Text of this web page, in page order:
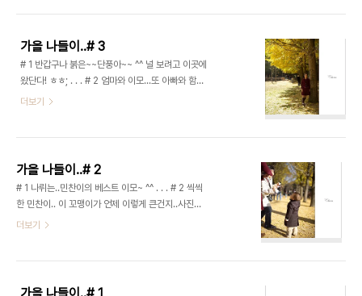
기려고 노력한답니다 ..
. # 2 다소 흐린 날씨에 찾아간 미술관이지만.. 다행
이고 조금씩 빼꼼히 햇님께서 얼굴을 내미셨답니다. .
. . # 3 언제나 함께인 우리 가족..^^ . . . # 4 장난꾸
러기가 되어가는 민찬쟁이~ . . . # 5 추운날씨에도
어찌나 잘 뛰어다니던지..ㅎㅎ; . . . # 6 지금쯤이면
이 단편적으로 나마 기억될수 있겠지요..? 그러길 소..
가을 나들이..# 3
# 1 반갑구나 붉은~~단풍아~~ ^^ 널 보려고 이곳에
왔단다! ㅎㅎ; . . . # 2 엄마와 이모...또 아빠와 함께
해서 즐거워 보이는 민찬이 ^^ . . . # 3 야호
^^ . . . # 8 오늘도 즐거운 기억의 한페이지가 되었습
니다. ^^ . . . # 9 . . . # 10 친구끼리...^^ . . . # 11
ㅎㅎㅎ;; 나뤼쟁이..부끄러버? ㅎㅎ; . . . # 12 몇년째
인연을 이어가고 있는 나뤼쟁이... 앞으로도 잘 부탁
한다! ^^ . . . # 13 가을 하늘아~ 반가워!! . ..
더보기
가을 나들이..# 2
# 1 나뤼는..민찬이의 베스트 이모~ ^^ . . . # 2 씩씩
한 민찬이.. 이 꼬맹이가 언제 이렇게 큰건지..사진으
로 남겨놓지 않았더라면 이전의 민찬이 모습은 상상
~~~ . . . # 6 파아란...가을 하늘과 단풍.. 그곳에 함
더보기